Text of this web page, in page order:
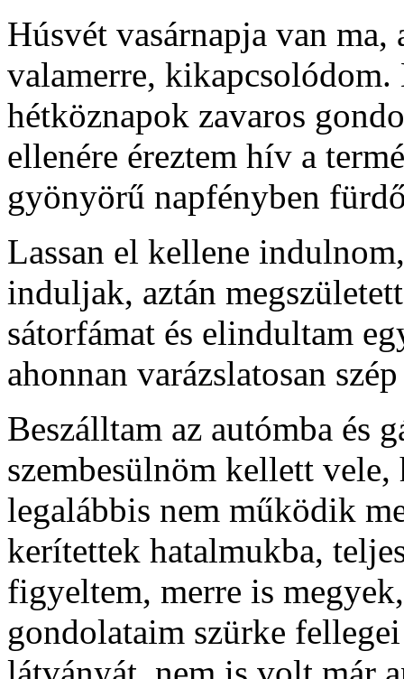
Húsvét vasárnapja van
valamerre,
hétköznapok zavaros
ellenére éreztem hív a
gyönyörű napfényben
Lassan el kellene
induljak, aztán
sátorfámat és elindultam
ahonnan varázslatosan
Beszálltam az autómba és
szembesülnöm kellett
legalábbis nem működik
kerítettek hatalmukba,
figyeltem, merre is
gondolataim szürke